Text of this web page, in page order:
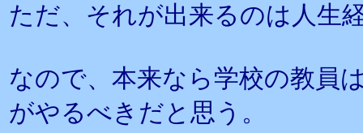
ただ、それが出来るのは人生
なので、本来なら学校の教員
がやるべきだと思う。